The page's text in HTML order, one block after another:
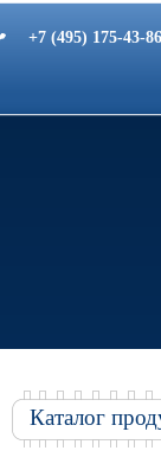
+7 (495) 175-43-
Каталог